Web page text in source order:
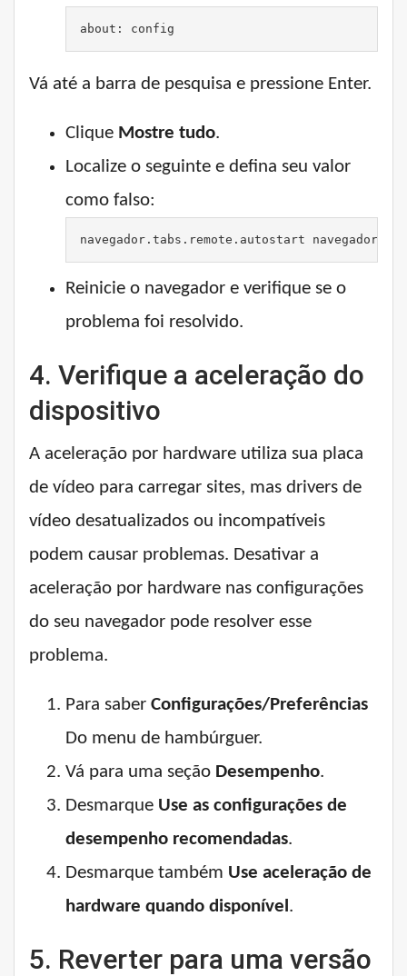
about: config
Vá até a barra de pesquisa e pressione Enter.
Clique Mostre tudo.
Localize o seguinte e defina seu valor
como falso:
navegador.tabs.remote.autostart
Reinicie o navegador e verifique se o
problema foi resolvido.
4. Verifique a aceleração do
dispositivo
A aceleração por hardware utiliza sua placa
de vídeo para carregar sites, mas drivers de
vídeo desatualizados ou incompatíveis
podem causar problemas. Desativar a
aceleração por hardware nas configurações
do seu navegador pode resolver esse
problema.
Para saber Configurações/Preferências
Do menu de hambúrguer.
Vá para uma seção Desempenho.
Desmarque Use as configurações de
desempenho recomendadas.
Desmarque também Use aceleração de
hardware quando disponível .
5. Reverter para uma versão